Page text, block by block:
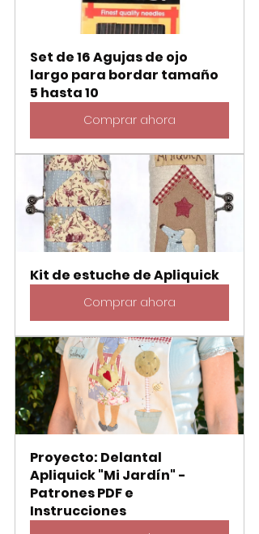
Set de 16 Agujas de ojo
largo para bordar tamaño
5 hasta 10
Comprar ahora
Kit de estuche de Apliquick
Comprar ahora
Proyecto: Delantal
Apliquick "Mi Jardín" -
Patrones PDF e
Instrucciones